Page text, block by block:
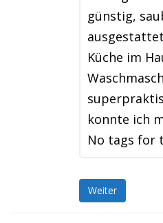
günstig,
Küche im
konnte ich
No tags for
Weiter